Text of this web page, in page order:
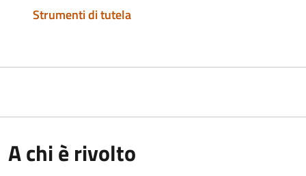
Strumenti di tutela
A chi è rivolto